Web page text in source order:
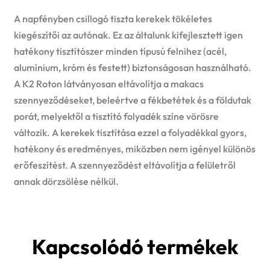
A napfényben csillogó tiszta kerekek tökéletes
kiegészítői az autónak. Ez az általunk kifejlesztett igen
hatékony tisztítószer minden típusú felnihez (acél,
alumínium, króm és festett) biztonságosan használható.
A K2 Roton látványosan eltávolítja a makacs
szennyeződéseket, beleértve a fékbetétek és a földutak
porát, melyektől a tisztító folyadék színe vörösre
változik. A kerekek tisztítása ezzel a folyadékkal gyors,
hatékony és eredményes, miközben nem igényel különös
erőfeszítést. A szennyeződést eltávolítja a felületről
annak dörzsölése nélkül.
Kapcsolódó termékek